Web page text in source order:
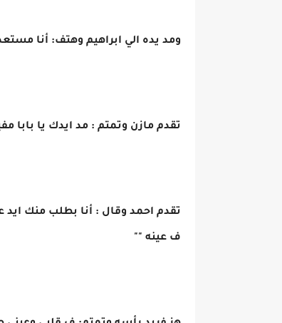
ومد يده الي ابراهيم وهتف: أنا
تقدم مازن وتمتم : مد ايدك يا
تقدم احمد وقال : أنا بطلب منك ايد
ف عينه ""